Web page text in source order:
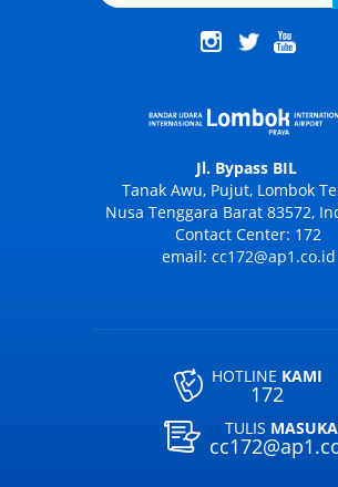
Jl. Bypass BIL
Tanak Awu, Pujut, Lombok
Nusa Tenggara Barat 83572,
Contact Center: 172
email: cc172@ap1.co.id
HOTLINE KAMI
172
TULIS